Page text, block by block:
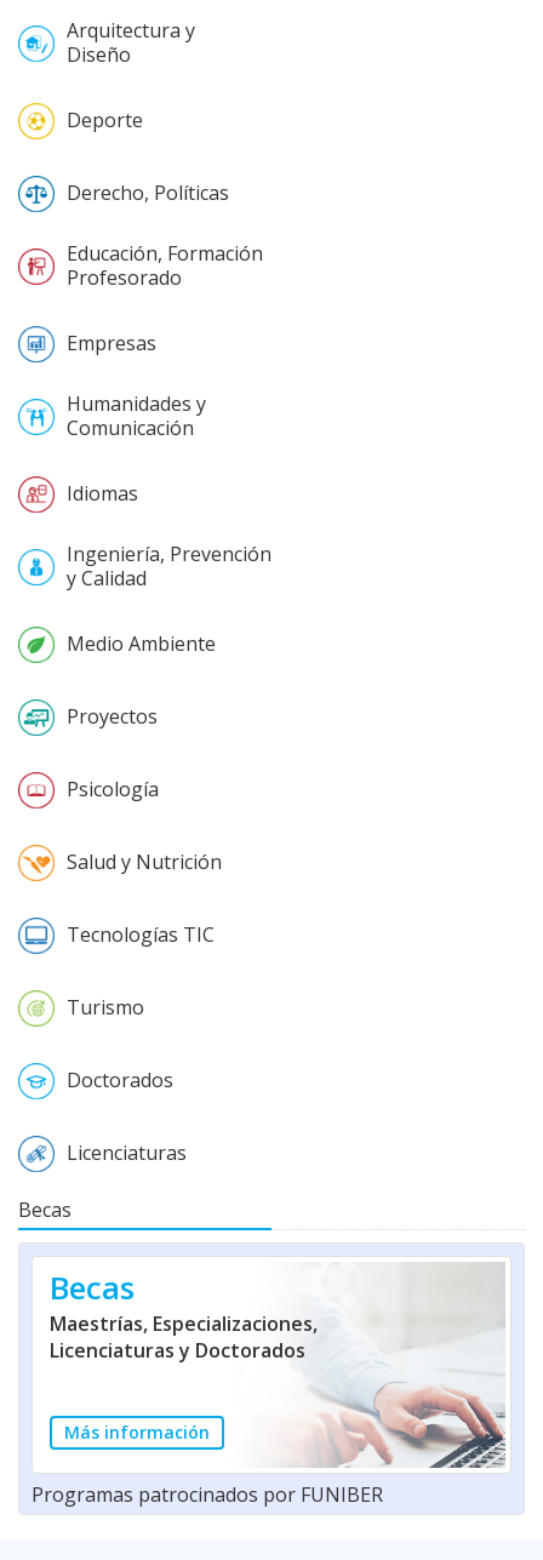
Arquitectura y
Diseño
Deporte
Derecho, Políticas
Educación, Formación
Profesorado
Empresas
Humanidades y
Comunicación
Idiomas
Ingeniería, Prevención
y Calidad
Medio Ambiente
Proyectos
Psicología
Salud y Nutrición
Tecnologías TIC
Turismo
Doctorados
Licenciaturas
Becas
Becas
Maestrías, Especializaciones,
Licenciaturas y Doctorados
Más información
Programas patrocinados por FUNIBER